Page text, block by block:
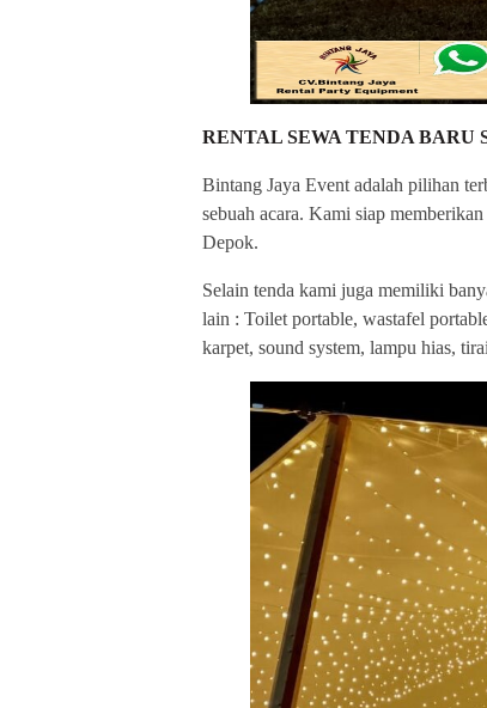
RENTAL SEWA TENDA BARU
Bintang Jaya Event adalah pilihan
sebuah acara. Kami siap
Depok.
Selain tenda kami juga memiliki
lain : Toilet portable, wastafel
karpet, sound system, lampu hias,